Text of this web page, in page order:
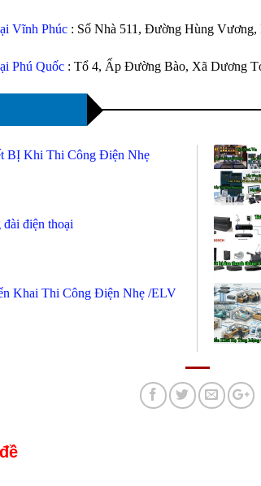
Vĩnh Phúc : Số Nhà 511, Đường Hùng
Phú Quốc : Tổ 4, Ấp Đường Bào, Xã Dương
BỊ Khi Thi Công Điện Nhẹ
điện thoại
Khai Thi Công Điện Nhẹ /ELV